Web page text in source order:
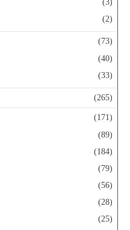
(3)
(2)
(73)
(40)
(33)
(265)
(171)
(89)
(184)
(79)
(56)
(28)
(25)